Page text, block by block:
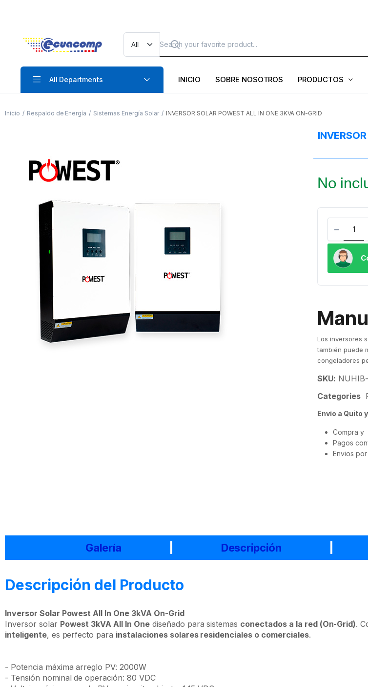
All Departments INICIO SOBRE NOSOTROS PRODUCTOS
Inicio Respaldo de Energía Sistemas Energía Solar INVERSOR SOLAR POWEST ALL IN ONE 3KVA ON-GRID
No
Los inversores
también puede
congeladores
SKU:
Categories
Envío a Quito
Compra y
Pagos
Envios
Galería Descripción
Descripción del Producto
Inversor Solar Powest All In One 3kVA On-Grid
Inversor solar Powest 3kVA All In Onediseñado para sistemas conectados a la red (On-Grid).
inteligente, es perfecto para instalaciones solares residenciales o comerciales.
- Potencia máxima arreglo PV: 2000W
- Tensión nominal de operación: 80 VDC